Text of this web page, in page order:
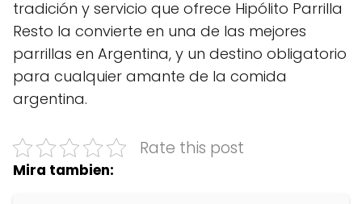
tradición y servicio que ofrece Hipólito Parrilla
Resto la convierte en una de las mejores
parrillas en Argentina, y un destino obligatorio
para cualquier amante de la comida
argentina.
Rate this post
Mira tambien: